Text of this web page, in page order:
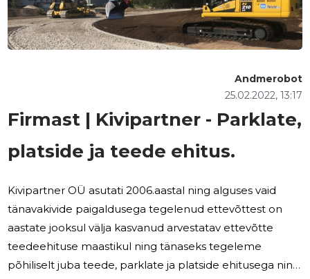
Firmast | Kivipartner - Parklate,
platside ja teede ehitus.
25.02.2022, 13:17
Andmerobot
Kivipartner OÜ asutati 2006.aastal ning alguses vaid
tänavakivide paigaldusega tegelenud ettevõttest on
aastate jooksul välja kasvanud arvestatav ettevõtte
teedeehituse maastikul ning tänaseks tegeleme
põhiliselt juba teede, parklate ja platside ehitusega ning